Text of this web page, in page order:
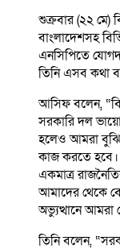
শুক্রবার (২২ মে)
বাংলাদেশসহ
এনসিপিতে
তিনি এসব কথা
আসিফ বলেন,
সরকারি দল
হলেও আমরা
কাজ করতে হবে।
একমাত্র
আমাদের থেকে
অভ্যুত্থানে আমরা
তিনি বলেন,